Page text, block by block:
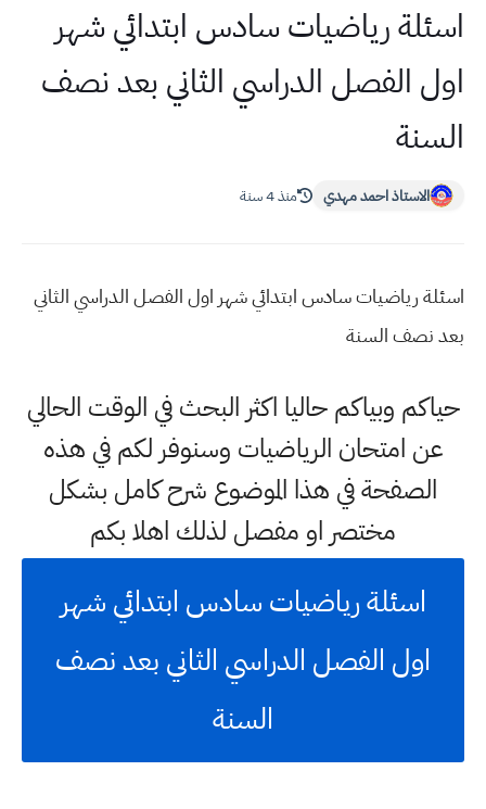
اسئلة رياضيات سادس ابتدائي شهر
اول الفصل الدراسي الثاني بعد نصف
السنة
الاستاذ احمد مهدي منذ 4 سنة
اسئلة رياضيات سادس ابتدائي شهر اول الفصل الدراسي الثاني
بعد نصف السنة
حياكم وبياكم حاليا اكثر البحث في الوقت الحالي
عن امتحان الرياضيات وسنوفر لكم في هذه
الصفحة في هذا الموضوع شرح كامل بشكل
مختصر او مفصل لذلك اهلا بكم
اسئلة رياضيات سادس ابتدائي شهر
اول الفصل الدراسي الثاني بعد نصف
السنة